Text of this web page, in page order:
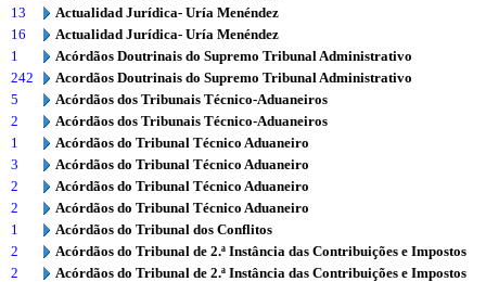
13
Actualidad Jurídica- Uría Menéndez
16
Actualidad Jurídica- Uría Menéndez
1
Acórdãos Doutrinais do Supremo Tribunal Administrativo
242
Acordãos Doutrinais do Supremo Tribunal Administrativo
5
Acórdãos dos Tribunais Técnico-Aduaneiros
2
Acórdãos dos Tribunais Técnico-Aduaneiros
1
Acórdãos do Tribunal Técnico Aduaneiro
3
Acórdãos do Tribunal Técnico Aduaneiro
2
Acórdãos do Tribunal Técnico Aduaneiro
2
Acórdãos do Tribunal Técnico Aduaneiro
1
Acórdãos do Tribunal dos Conflitos
2
Acórdãos do Tribunal de 2.ª Instância das Contribuições e Impostos
2
Acórdãos do Tribunal de 2.ª Instância das Contribuições e Impostos